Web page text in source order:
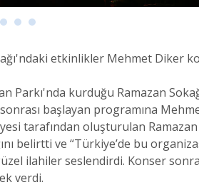
etkinlikler Mehmet Diker
Parkı'nda kurduğu Ramazan
başlayan programına
tarafından oluşturulan
belirtti ve “Türkiye’de bu
ilahiler seslendirdi. Konser
verdi.